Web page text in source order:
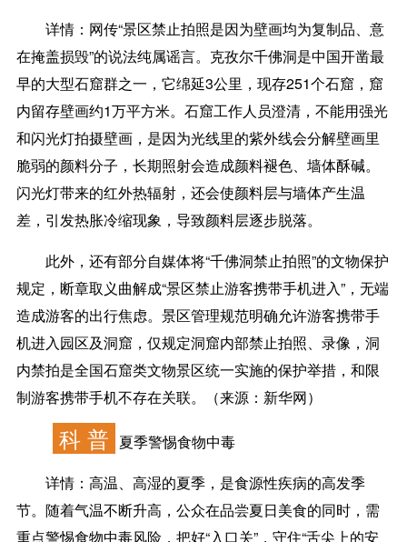
详情： 网传“景区禁止拍照是因为壁画均为复制品、意
在掩盖损毁”的说法纯属谣言。克孜尔千佛洞是中国开凿最
早的大型石窟群之一，它绵延3公里，现存251个石窟，窟
内留存壁画约1万平方米。石窟工作人员澄清，不能用强光
和闪光灯拍摄壁画，是因为光线里的紫外线会分解壁画里
脆弱的颜料分子，长期照射会造成颜料褪色、墙体酥碱。
闪光灯带来的红外热辐射，还会使颜料层与墙体产生温
差，引发热胀冷缩现象，导致颜料层逐步脱落。
此外，还有部分自媒体将“千佛洞禁止拍照”的文物保护
规定，断章取义曲解成“景区禁止游客携带手机进入”，无端
造成游客的出行焦虑。景区管理规范明确允许游客携带手
机进入园区及洞窟，仅规定洞窟内部禁止拍照、录像， 洞
内禁拍是全国石窟类文物景区统一实施的保护举措，和限
制游客携带手机不存在关联。（来源：新华网）
科 普 夏季警惕食物中毒
详情： 高温、高湿的夏季，是食源性疾病的高发季
节。随着气温不断升高，公众在品尝夏日美食的同时，需
重点警惕食物中毒风险，把好“入口关”，守住“舌尖上的安